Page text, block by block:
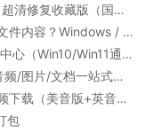
周星驰电影合集资源：45部 4K/1080P 超清修复收藏版（国粤双语/中文字幕）
不装任何软件，如何全盘搜索 .txt 文本文件内容？Windows / Linux / macOS 的命令行指南
一键彻底卸载 Windows Defender 安全中心（Win10/Win11通用）
FormatMaster全能格式转换器：视频/音频/图片/文档一站式搞定
新概念英语1 第一册 pdf+mp3音频+视频下载（美音版+英音版）
包